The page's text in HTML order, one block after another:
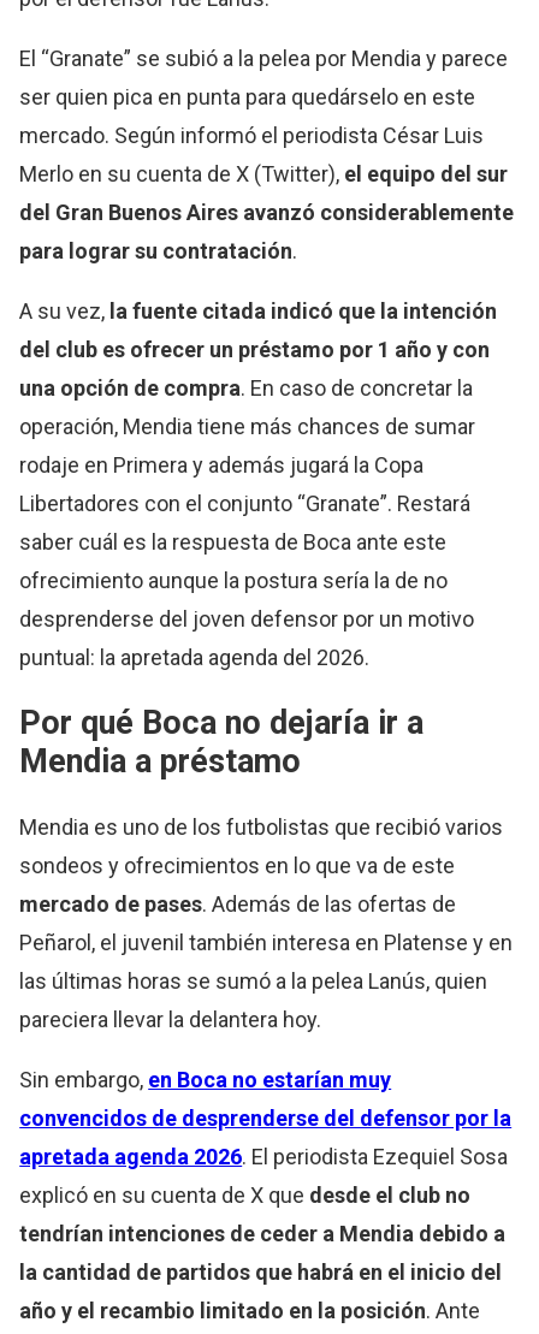
El “Granate” se subió a la pelea por Mendia y parece
ser quien pica en punta para quedárselo en este
mercado. Según informó el periodista César Luis
Merlo en su cuenta de X (Twitter), el equipo del sur
del Gran Buenos Aires avanzó considerablemente
para lograr su contratación.
A su vez, la fuente citada indicó que la intención
del club es ofrecer un préstamo por 1 año y con
una opción de compra. En caso de concretar la
operación, Mendia tiene más chances de sumar
rodaje en Primera y además jugará la Copa
Libertadores con el conjunto “Granate”. Restará
saber cuál es la respuesta de Boca ante este
ofrecimiento aunque la postura sería la de no
desprenderse del joven defensor por un motivo
puntual: la apretada agenda del 2026.
Por qué Boca no dejaría ir a
Mendia a préstamo
Mendia es uno de los futbolistas que recibió varios
sondeos y ofrecimientos en lo que va de este
mercado de pases. Además de las ofertas de
Peñarol, el juvenil también interesa en Platense y en
las últimas horas se sumó a la pelea Lanús, quien
pareciera llevar la delantera hoy.
Sin embargo, en Boca no estarían muy
convencidos de desprenderse del defensor por la
apretada agenda 2026. El periodista Ezequiel Sosa
explicó en su cuenta de X que desde el club no
tendrían intenciones de ceder a Mendia debido a
la cantidad de partidos que habrá en el inicio del
año y el recambio limitado en la posición. Ante